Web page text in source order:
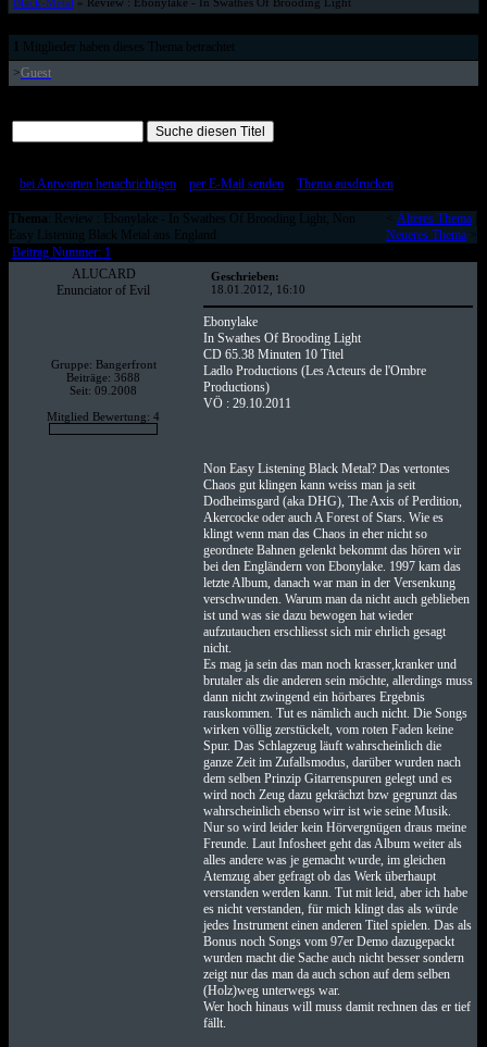
Mitglieder haben dieses Thema betrachtet
>Guest
bei Antworten benachrichtigen:: per E-Mail senden:: Thema ausdrucken]
Thema : Review : Ebonylake - In Swathes Of Brooding Light, Non
Easy Listening Black Metal aus England
Älteres Thema|
Neueres Thema>
Beitrag Nummer: 1
ALUCARD
Enunciator of Evil
Gruppe: Bangerfront
Beiträge: 3688
Seit: 09.2008
Mitglied Bewertung: 4
Geschrieben:
18.01.2012, 16:10
Ebonylake
In Swathes Of Brooding Light
CD 65.38 Minuten 10 Titel
Ladlo Productions (Les Acteurs de l'Ombre
Productions)
VÖ : 29.10.2011
Non Easy Listening Black Metal? Das vertontes
Chaos gut klingen kann weiss man ja seit
Dodheimsgard (aka DHG), The Axis of Perdition,
Akercocke oder auch A Forest of Stars. Wie es
klingt wenn man das Chaos in eher nicht so
geordnete Bahnen gelenkt bekommt das hören wir
bei den Engländern von Ebonylake. 1997 kam das
letzte Album, danach war man in der Versenkung
verschwunden. Warum man da nicht auch geblieben
ist und was sie dazu bewogen hat wieder
aufzutauchen erschliesst sich mir ehrlich gesagt
nicht.
Es mag ja sein das man noch krasser,kranker und
brutaler als die anderen sein möchte, allerdings muss
dann nicht zwingend ein hörbares Ergebnis
rauskommen. Tut es nämlich auch nicht. Die Songs
wirken völlig zerstückelt, vom roten Faden keine
Spur. Das Schlagzeug läuft wahrscheinlich die
ganze Zeit im Zufallsmodus, darüber wurden nach
dem selben Prinzip Gitarrenspuren gelegt und es
wird noch Zeug dazu gekrächzt bzw gegrunzt das
wahrscheinlich ebenso wirr ist wie seine Musik.
Nur so wird leider kein Hörvergnügen draus meine
Freunde. Laut Infosheet geht das Album weiter als
alles andere was je gemacht wurde, im gleichen
Atemzug aber gefragt ob das Werk überhaupt
verstanden werden kann. Tut mit leid, aber ich habe
es nicht verstanden, für mich klingt das als würde
jedes Instrument einen anderen Titel spielen. Das als
Bonus noch Songs vom 97er Demo dazugepackt
wurden macht die Sache auch nicht besser sondern
zeigt nur das man da auch schon auf dem selben
(Holz)weg unterwegs war.
Wer hoch hinaus will muss damit rechnen das er tief
fällt.